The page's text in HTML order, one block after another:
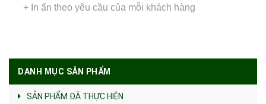
+ In ấn theo yêu cầu của mỗi khách hàng
DANH MỤC SẢN PHẨM
SẢN PHẨM ĐÃ THỰC HIỆN